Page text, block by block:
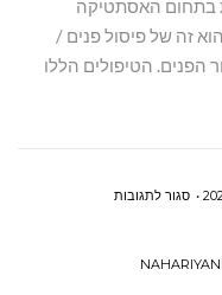
בתחום האסתטיקה
זה של פיסול פנים /
הפנים. הטיפולים הללו
סגור לתגובותעל